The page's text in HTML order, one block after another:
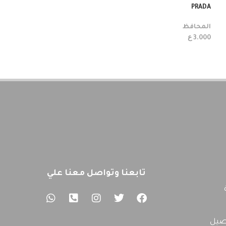
PRADA
المحافظ
3.000 ع
تابعنا وتواصل معنا علي